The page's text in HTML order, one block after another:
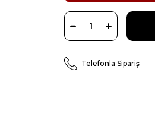
Telefonla Sipariş